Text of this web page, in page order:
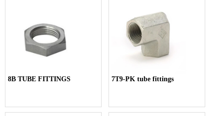
8B TUBE FITTINGS 7T9-PK tube fittings